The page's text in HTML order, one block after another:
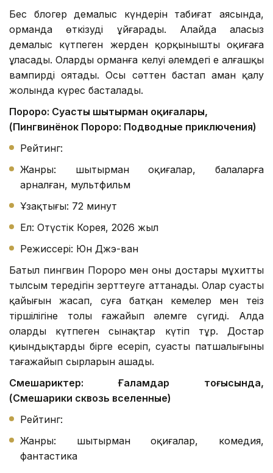
Бес блогер демалыс күндерін табиғат аясында,
орманда өткізуді ұйғарады. Алайда алаңсыз
демалыс күтпеген жерден қорқынышты оқиғаға
ұласады. Олардың орманға келуі әлемдегі ең алғашқы
вампирді оятады. Осы сәттен бастап аман қалу
жолында күрес басталады.
Пороро: Суасты шытырман оқиғалары,
(Пингвинёнок Пороро: Подводные приключения)
Рейтинг:
Жанры: шытырман оқиғалар, балаларға
арналған, мультфильм
Ұзақтығы: 72 минут
Ел: Оңтүстік Корея, 2026 жыл
Режиссері: Юн Джэ-ван
Батыл пингвин Пороро мен оның достары мұхиттың
тылсым тереңдігін зерттеуге аттанады. Олар суасты
қайығын жасап, суға батқан кемелер мен теңіз
тіршілігіне толы ғажайып әлемге сүңгиді. Алда
оларды күтпеген сынақтар күтіп тұр. Достар
қиындықтарды бірге еңсеріп, суасты патшалығының
таңғажайып сырларын ашады.
Смешариктер: Ғаламдар тоғысында,
(Смешарики сквозь вселенные)
Рейтинг:
Жанры: шытырман оқиғалар, комедия,
фантастика